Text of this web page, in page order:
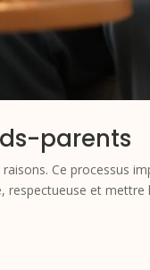
parents
Ce processus
et mettre